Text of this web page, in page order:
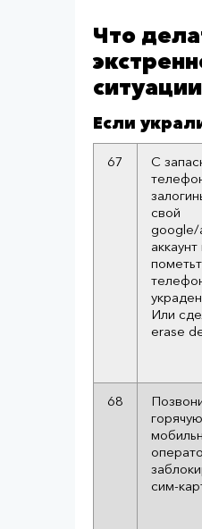
Что
ситуации
Если
67
С
свой
google/
аккаунт
Или
erase
68
сим-